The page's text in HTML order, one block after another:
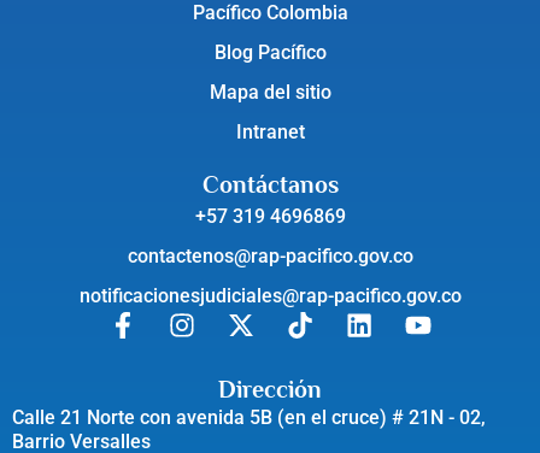
Pacífico Colombia
Blog Pacífico
Mapa del sitio
Intranet
Contáctanos
+57 319 4696869
contactenos@rap-pacifico.gov.co
notificacionesjudiciales@rap-pacifico.gov.co
Dirección
Calle 21 Norte con avenida 5B (en el cruce) # 21N - 02,
Barrio Versalles